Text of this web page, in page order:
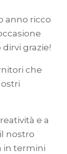
anno ricco
grazie!
che
e a
nostro
in termini